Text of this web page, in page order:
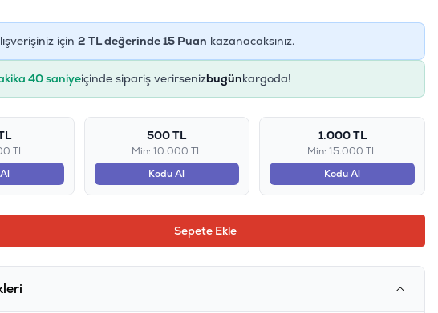
için 2 TL değerinde15Puan kazanacaksınız.
40 saniyeiçinde sipariş verirsenizbugünkargoda!
TL
500 TL
Min: 10.000 TL
Kodu Al
1.000 TL
Min: 15.000 TL
Kodu Al
Sepete Ekle